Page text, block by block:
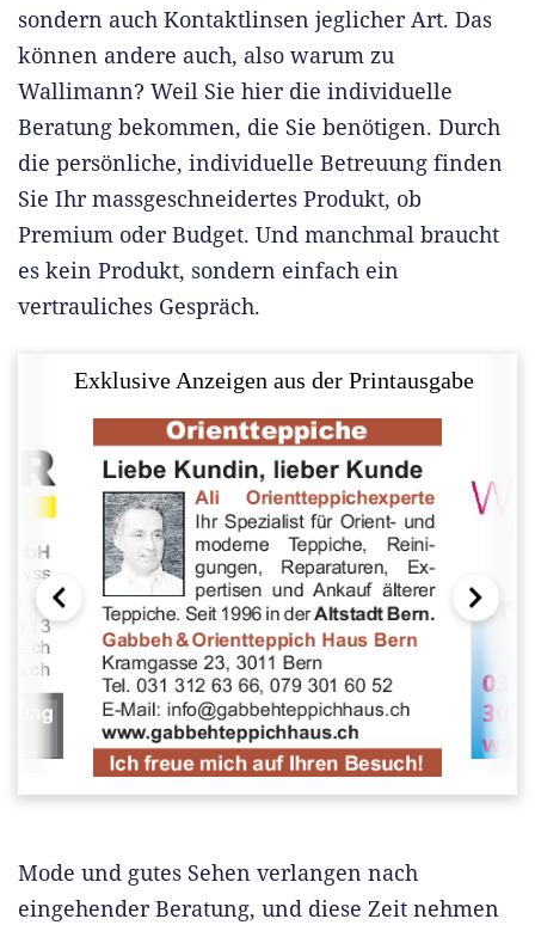
sondern auch Kontaktlinsen jeglicher Art. Das
können andere auch, also warum zu
Wallimann? Weil Sie hier die individuelle
Beratung bekommen, die Sie benötigen. Durch
die persönliche, individuelle Betreuung finden
Sie Ihr massgeschneidertes Produkt, ob
Premium oder Budget. Und manchmal braucht
es kein Produkt, sondern einfach ein
vertrauliches Gespräch.
Exklusive Anzeigen aus der Printausgabe
Mode und gutes Sehen verlangen nach
eingehender Beratung, und diese Zeit nehmen